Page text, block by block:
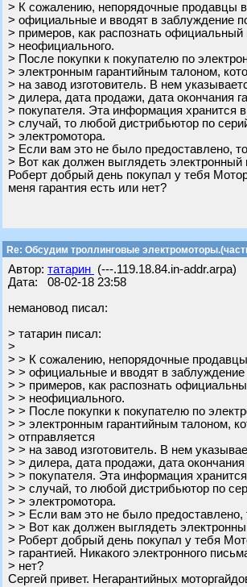
> К сожалению, непорядочные продавцы
> официальные и вводят в заблуждение
> примеров, как распознать официальный
> неофициального.
> После покупки к покупателю по
> электронным гарантийным талоном,
> на завод изготовитель. В нем
> дилера, дата продажи, дата окончания
> покупателя. Эта информация хранится
> случай, то любой дистрибьютор по
> электромотора.
> Если вам это не было предоставлено,
> Вот как должен выглядеть электронный
Роберт добрый день покупал у тебя
меня гарантия есть или нет?
Re: Обсудим троллинговые
Автор: татарин (---.119.18.84.in-addr.arpa)
Дата: 08-02-18 23:58
немановод писал:
> татарин писал:
>
> > К сожалению, непорядочные
> > официальные и вводят в
> > примеров, как распознать
> > неофициального.
> > После покупки к покупателю по
> > электронным гарантийным талоном,
> отправляется
> > на завод изготовитель. В нем
> > дилера, дата продажи, дата
> > покупателя. Эта информация
> > случай, то любой дистрибьютор по
> > электромотора.
> > Если вам это не было
> > Вот как должен выглядеть
> Роберт добрый день покупал у тебя
> гарантией. Никакого электронного
> нет?
Сергей привет. Негарантийных